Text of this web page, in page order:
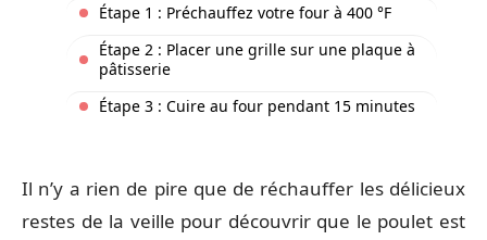
Étape 1 : Préchauffez votre four à 400 °F
Étape 2 : Placer une grille sur une plaque à
pâtisserie
Étape 3 : Cuire au four pendant 15 minutes
Il n’y a rien de pire que de réchauffer les délicieux
restes de la veille pour découvrir que le poulet est